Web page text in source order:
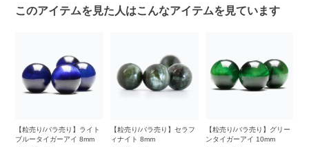
このアイテムを見た人はこんなアイテムを見ています
【粒売り/バラ売り】ライト
ブルータイガーアイ 8mm
【粒売り/バラ売り】セラフ
ィナイト 8mm
【粒売り/バラ売り】グリー
ンタイガーアイ 10mm